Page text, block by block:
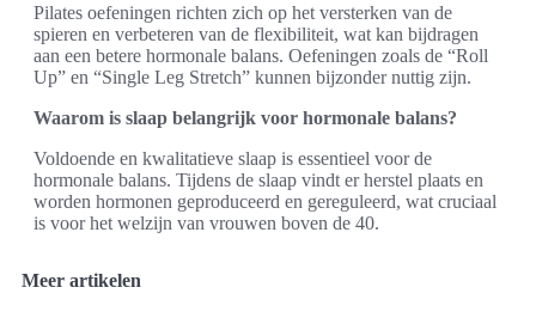
Pilates oefeningen richten zich op het versterken van de
spieren en verbeteren van de flexibiliteit, wat kan bijdragen
aan een betere hormonale balans. Oefeningen zoals de “Roll
Up” en “Single Leg Stretch” kunnen bijzonder nuttig zijn.
Waarom is slaap belangrijk voor hormonale balans?
Voldoende en kwalitatieve slaap is essentieel voor de
hormonale balans. Tijdens de slaap vindt er herstel plaats en
worden hormonen geproduceerd en gereguleerd, wat cruciaal
is voor het welzijn van vrouwen boven de 40.
Meer artikelen